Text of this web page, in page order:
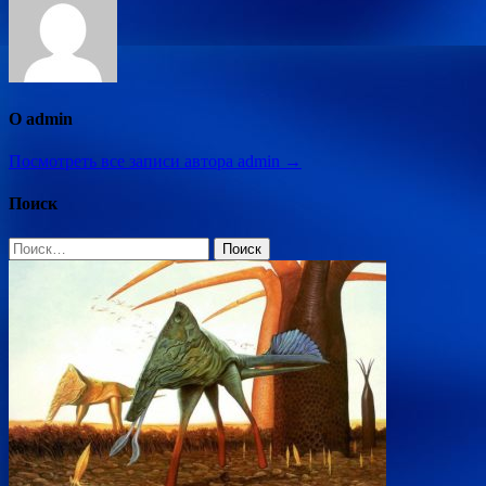
О admin
Посмотреть все записи автора admin →
Поиск
Найти: